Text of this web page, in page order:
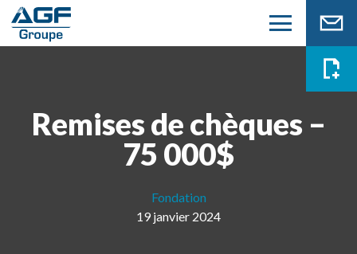
Remises de chèques –
75 000$
Fondation
19 janvier 2024